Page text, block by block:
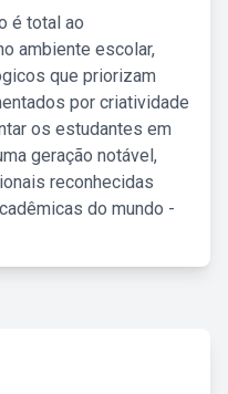
é total ao
ambiente escolar,
que priorizam
por criatividade
os estudantes em
geração notável,
reconhecidas
do mundo -